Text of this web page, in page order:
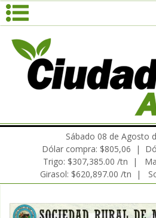
Dólar compra: $805,06 |
Trigo: $307,385.00 /tn |
Girasol: $620,897.00 /tn |
Sábado 08 de Agosto